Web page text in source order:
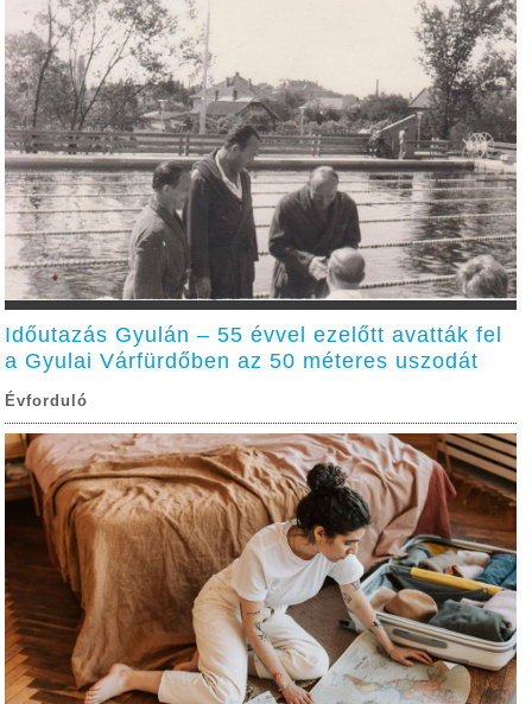
Időutazás Gyulán – 55 évvel ezelőtt avatták fel
a Gyulai Várfürdőben az 50 méteres uszodát
Évforduló